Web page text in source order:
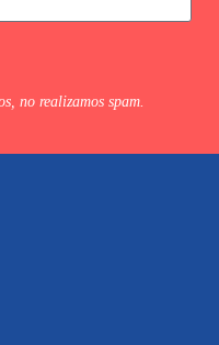
no realizamos spam.